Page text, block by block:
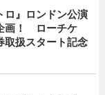
ロ』ロンドン公演
画！ ローチケ
取扱スタート記念